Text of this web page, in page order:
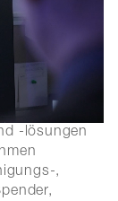
-lösungen
,